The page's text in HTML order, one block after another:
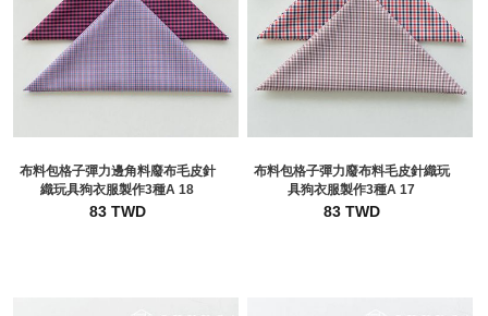
布料包格子彈力邊角料廢布毛皮針
織玩具狗衣服製作3種A 18
83 TWD
布料包格子彈力廢布料毛皮針織玩
具狗衣服製作3種A 17
83 TWD